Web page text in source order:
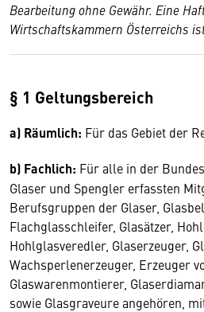
Bearbeitung ohne Gewähr. Eine
Wirtschaftskammern Österreichs
§ 1 Geltungsbereich
a) Räumlich: Für das Gebiet der
b) Fachlich: Für alle in der
Glaser und Spengler erfassten
Berufsgruppen der Glaser,
Flachglasschleifer, Glasätzer,
Hohlglasveredler, Glaserzeuger,
Wachsperlenerzeuger, Erzeuger
Glaswarenmontierer,
sowie Glasgraveure angehören,